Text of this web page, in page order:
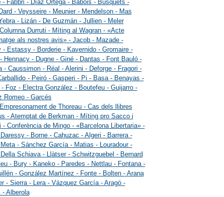
- Fabbri - Díaz Ortega - Babois - Busquets -
- Veysseire - Meunier - Mendelson - Mas
- Lizán - De Guzmán - Jullien - Meler
Durruti - Míting al Wagran - «Acte
als nostres avis» - Jacob - Mazade -
- Estassy - Borderie - Kavernido - Gromaire -
Hennacy - Dugne - Giné - Dantas - Font Bauló -
- Caussimon - Réal - Alerini - Deforge - Fragori -
- Peiró - Gasperi - Pi - Basa - Benayas -
- Foz - Electra González - Boutefeu - Guijarro -
Romeo - Garcés
de Thoreau - Cas dels llibres
- Atemptat de Berkman - Míting pro Sacco i
- Conferència de Mingo - «Barcelona Libertaria» -
Daressy - Borne - Cahuzac - Algeri - Barrera -
- Sánchez García - Matias - Louradour -
Schiava - Llàtser - Schwitzguebel - Bernard
- Bury - Kaneko - Paredes - Nettlau - Fontana -
- González Martínez - Fonte - Bolten - Arana
- Sierra - Lera - Vázquez García - Aragó -
- Alberola